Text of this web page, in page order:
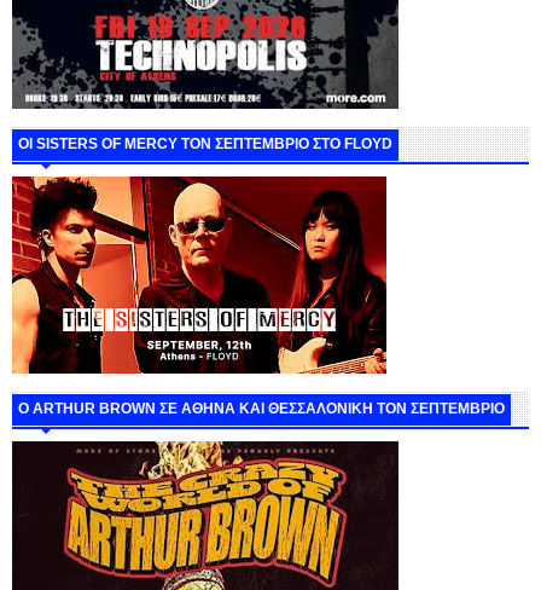
ΟΙ SISTERS OF MERCY ΤΟΝ ΣΕΠΤΕΜΒΡΙΟ ΣΤΟ FLOYD
O ARTHUR BROWN ΣΕ ΑΘΗΝΑ ΚΑΙ ΘΕΣΣΑΛΟΝΙΚΗ ΤΟΝ ΣΕΠΤΕΜΒΡΙΟ